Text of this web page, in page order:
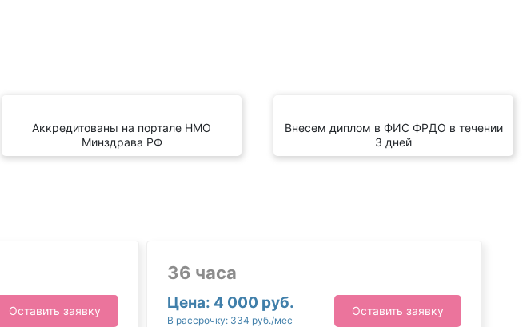
Аккредитованы на портале НМО
Минздрава РФ
Внесем диплом в ФИС ФРДО в течении
3 дней
Оставить заявку
36 часа
Цена: 4 000 руб.
В рассрочку: 334 руб./мес
Оставить заявку